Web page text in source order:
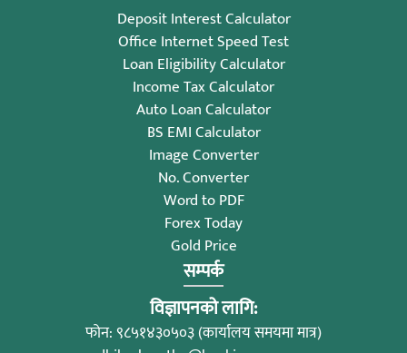
Deposit Interest Calculator
Office Internet Speed Test
Loan Eligibility Calculator
Income Tax Calculator
Auto Loan Calculator
BS EMI Calculator
Image Converter
No. Converter
Word to PDF
Forex Today
Gold Price
सम्पर्क
विज्ञापनको लागि:
फोन: ९८५१४३०५०३ (कार्यालय समयमा मात्र)